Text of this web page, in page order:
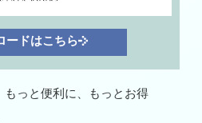
ードはこちら
もっと便利に、もっとお得